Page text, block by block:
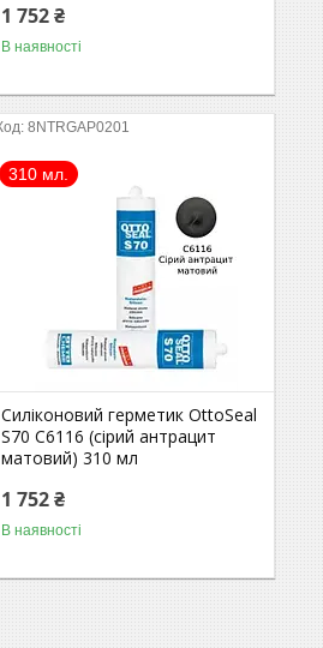
1 752 ₴
В наявності
8NTRGAP0201
310 мл.
Силіконовий герметик OttoSeal
S70 C6116 (сірий антрацит
матовий) 310 мл
1 752 ₴
В наявності